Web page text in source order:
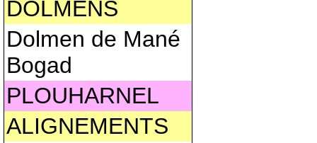
DOLMENS
Dolmen de Mané
Bogad
PLOUHARNEL
ALIGNEMENTS